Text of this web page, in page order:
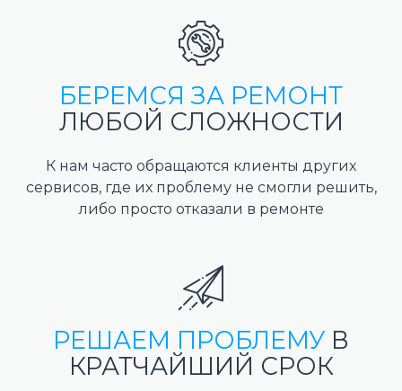
БЕРЕМСЯ ЗА РЕМОНТ
ЛЮБОЙ СЛОЖНОСТИ
К нам часто обращаются клиенты других
сервисов, где их проблему не смогли решить,
либо просто отказали в ремонте
РЕШАЕМ ПРОБЛЕМУ В
КРАТЧАЙШИЙ СРОК